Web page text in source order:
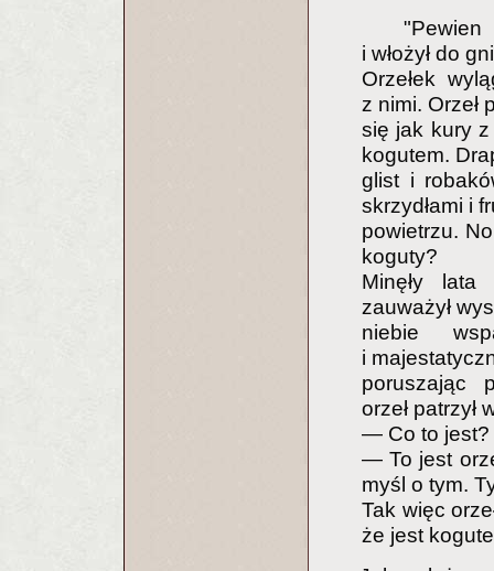
"Pewien
i włożył do
Orzełek
z nimi. Orzeł
się jak kury
kogutem.
glist i
skrzydłami i
powietrzu.
koguty?
Minęły
zauważył
niebie
i
poruszając
orzeł patrzył
— Co to jest?
— To jest
myśl o tym.
Tak więc
że jest